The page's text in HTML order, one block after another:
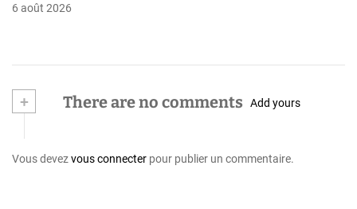
6 août 2026
+ There are no comments Add yours
Vous devezvous connecter pour publier un commentaire.